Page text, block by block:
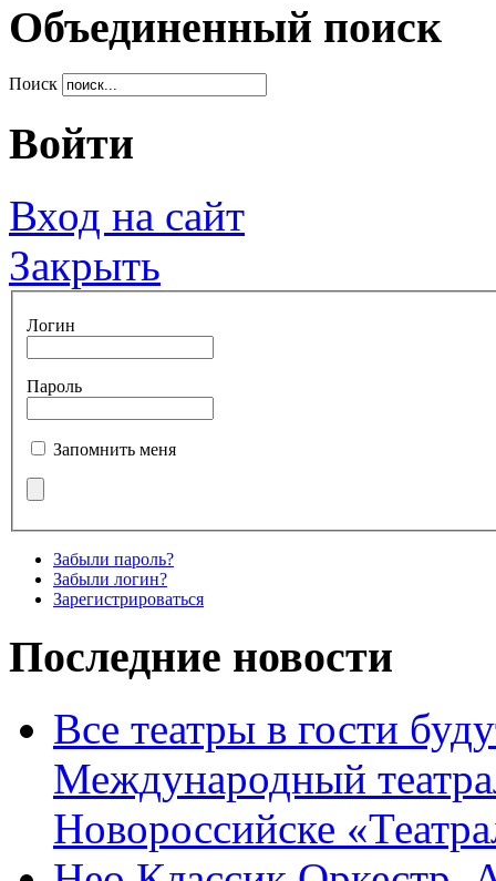
Объединенный поиск
Поиск
Войти
Вход на сайт
Закрыть
Логин
Пароль
Запомнить меня
Забыли пароль?
Забыли логин?
Зарегистрироваться
Последние новости
Все театры в гости
Международный
Новороссийске